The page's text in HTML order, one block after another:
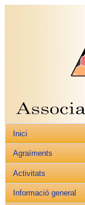
Inici
Agraïments
Activitats
Informació general